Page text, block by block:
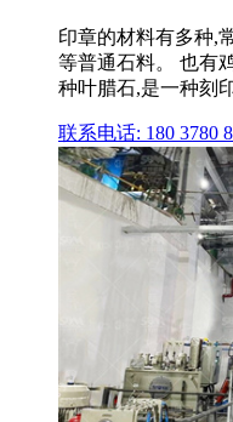
印章的材料有多种,
等普通石料。 也有
种叶腊石,是一种刻
联系电话: 180 3780